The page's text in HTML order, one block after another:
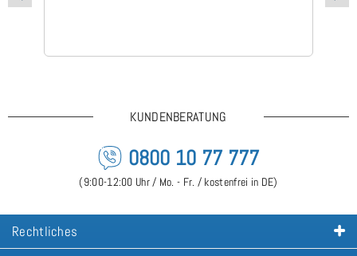
KUNDENBERATUNG
0800 10 77 777
(9:00-12:00 Uhr / Mo. - Fr. / kostenfrei in DE)
Rechtliches